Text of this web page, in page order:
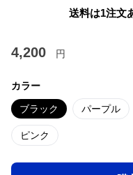
送料は1注文
4,200 円
カラー
ブラック パープル
ピンク